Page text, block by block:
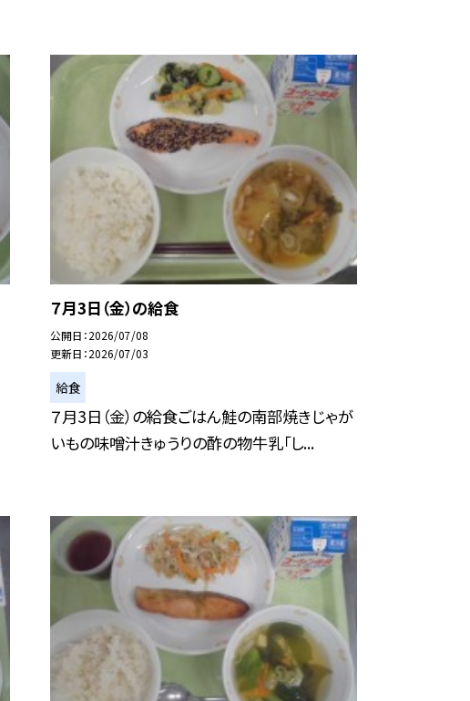
７月3日（金）の給食
公開日 2026/07/08
更新日 2026/07/03
給食
７月3日（金）の給食ごはん鮭の南部焼きじゃが
いもの味噌汁きゅうりの酢の物牛乳「し...